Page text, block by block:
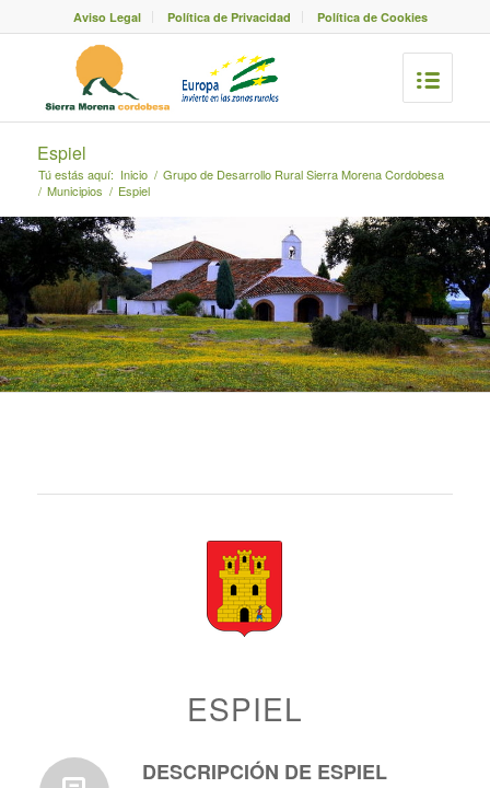
Aviso Legal Política de Privacidad Política de Cookies
Espiel
Tú estás aquí: Inicio / Grupo de Desarrollo Rural Sierra Morena Cordobesa
/ Municipios / Espiel
ESPIEL
DESCRIPCIÓN DE ESPIEL